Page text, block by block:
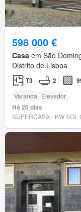
598 000 €
Casa em São
Distrito de Lisboa
T3 2
Varanda Elevador
Há 20 dias
SUPERCASA - KW SOL